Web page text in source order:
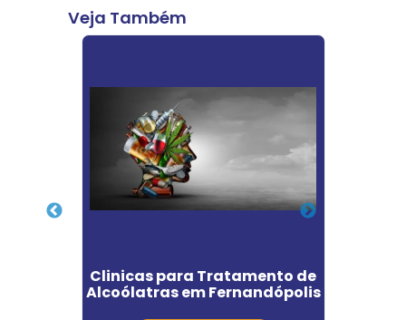
Veja Também
Clinicas para Tratamento de
Alcoólatras em Fernandópolis